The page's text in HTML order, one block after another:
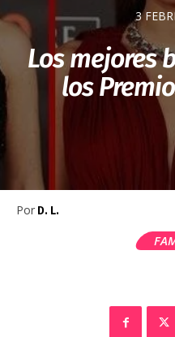
3
Los mejores
los
Por D. L.